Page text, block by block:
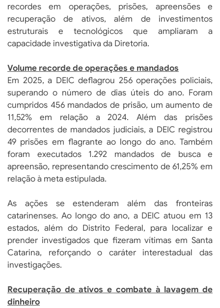
recordes em operações, prisões, apreensões e
recuperação de ativos, além de investimentos
estruturais e tecnológicos que ampliaram a
capacidade investigativa da Diretoria.
Volume recorde de operações e mandados
Em 2025, a DEIC deflagrou 256 operações policiais,
superando o número de dias úteis do ano. Foram
cumpridos 456 mandados de prisão, um aumento de
11,52% em relação a 2024. Além das prisões
decorrentes de mandados judiciais, a DEIC registrou
49 prisões em flagrante ao longo do ano. Também
foram executados 1.292 mandados de busca e
apreensão, representando crescimento de 61,25% em
relação à meta estipulada.
As ações se estenderam além das fronteiras
catarinenses. Ao longo do ano, a DEIC atuou em 13
estados, além do Distrito Federal, para localizar e
prender investigados que fizeram vítimas em Santa
Catarina, reforçando o caráter interestadual das
investigações.
Recuperação de ativos e combate à lavagem de
dinheiro